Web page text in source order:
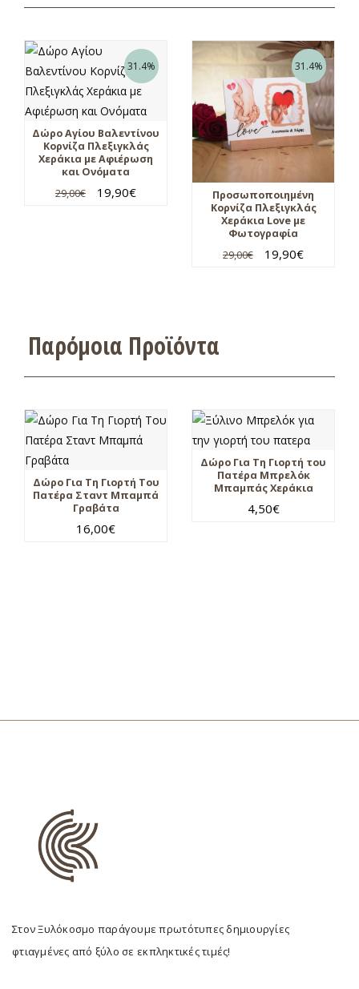
31.4%
Δώρο Αγίου Βαλεντίνου
Κορνίζα Πλεξιγκλάς
Χεράκια με Αφιέρωση
και Ονόματα
29,00€ 19,90€
31.4%
Προσωποποιημένη
Κορνίζα Πλεξιγκλάς
Χεράκια Love με
Φωτογραφία
29,00€ 19,90€
Παρόμοια Προϊόντα
Δώρο Για Τη Γιορτή Του
Πατέρα Σταντ Μπαμπά
Γραβάτα
16,00€
Δώρο Για Τη Γιορτή του
Πατέρα Μπρελόκ
Μπαμπάς Χεράκια
4,50€
Στον Ξυλόκοσμο παράγουμε πρωτότυπες δημιουργίες
φτιαγμένες από ξύλο σε εκπληκτικές τιμές!